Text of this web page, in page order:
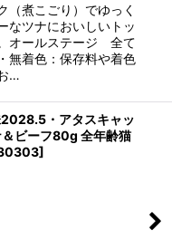
（煮こごり）でゆっく
なツナにおいしいトッ
オールステージ 全て
無着色：保存料や着色
…
・アタスキャッ
＆ビーフ80g 全年齢猫
]